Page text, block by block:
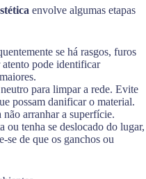
envolve algumas etapas
se há rasgos, furos
atento pode identificar
para limpar a rede. Evite
possam danificar o material.
arranhar a superfície.
ou tenha se deslocado do lugar,
se de que os ganchos ou